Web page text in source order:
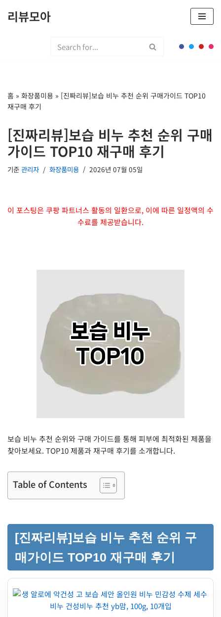
뛰
기
리뷰모아
홈 » 화장품미용 » [진짜리뷰]보습 비누 추천 순위 구매가이드 TOP10
재구매 후기
[진짜리뷰]보습 비누 추천 순위 구매
가이드 TOP10 재구매 후기
기준 관리자 화장품미용 2026년 07월 05일
이 포스팅은 쿠팡 파트너스 활동의 일환으로, 이에 따른 일정액의 수
수료를 제공받습니다.
보습 비누 추천 순위와 구매 가이드를 통해 피부에 최적화된 제품을
찾아보세요. TOP10 제품과 재구매 후기를 소개합니다.
Table of Contents
[진짜리뷰]보습 비누 추천 순위 구
매가이드 TOP10 재구매 후기